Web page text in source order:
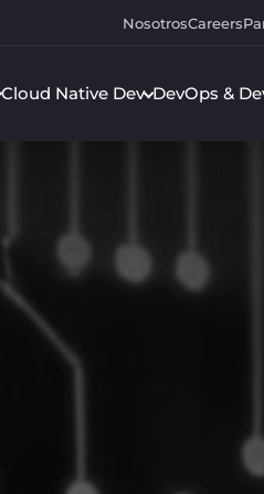
NosotrosCareers
Cloud Native Dev DevOps &